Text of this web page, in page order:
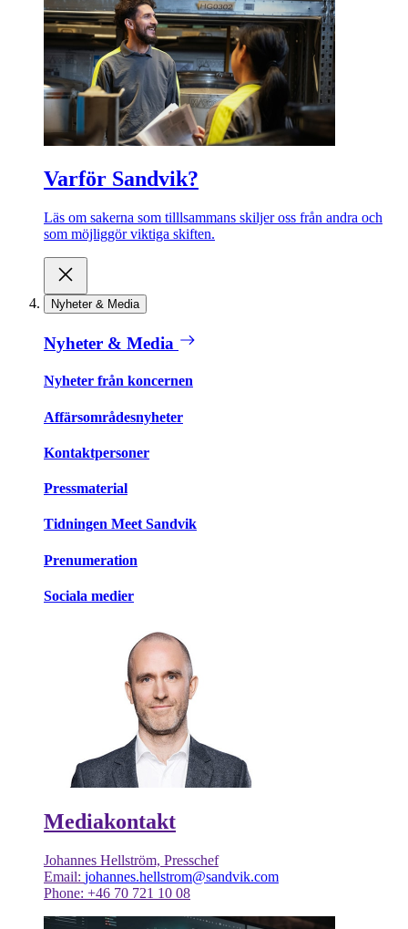
Varför Sandvik?
Läs om sakerna som tilllsammans skiljer oss från andra och
som möjliggör viktiga skiften.
Nyheter & Media
Nyheter & Media
Nyheter från koncernen
Affärsområdesnyheter
Kontaktpersoner
Pressmaterial
Tidningen Meet Sandvik
Prenumeration
Sociala medier
Mediakontakt
Johannes Hellström, Presschef
Email: johannes.hellstrom@sandvik.com
Phone: +46 70 721 10 08